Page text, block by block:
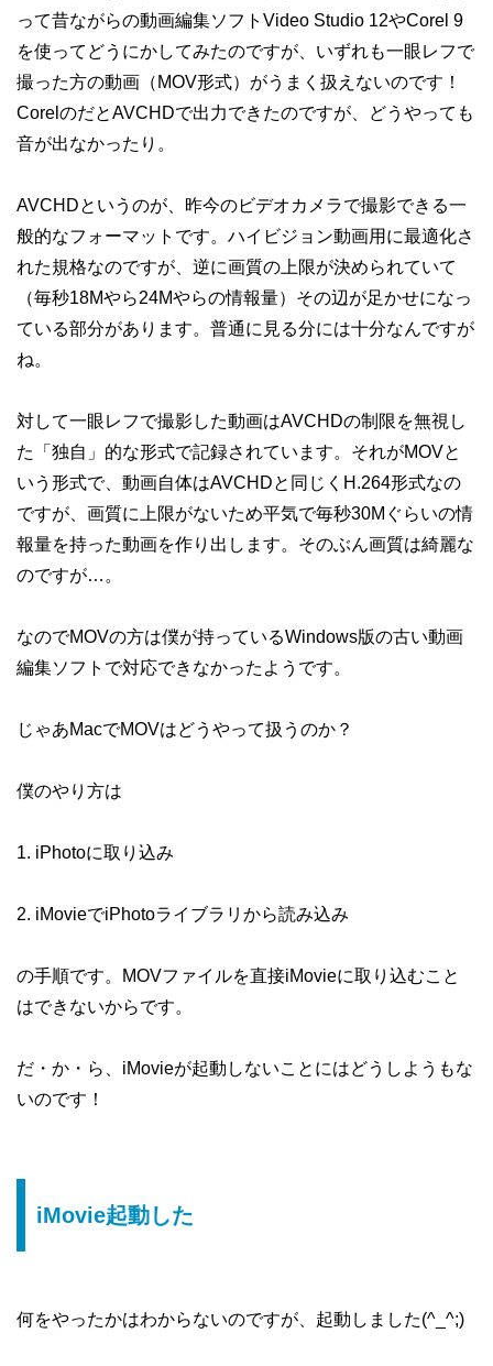
って昔ながらの動画編集ソフトVideo Studio 12やCorel 9
を使ってどうにかしてみたのですが、いずれも一眼レフで
撮った方の動画（MOV形式）がうまく扱えないのです！
CorelのだとAVCHDで出力できたのですが、どうやっても
音が出なかったり。
AVCHDというのが、昨今のビデオカメラで撮影できる一
般的なフォーマットです。ハイビジョン動画用に最適化さ
れた規格なのですが、逆に画質の上限が決められていて
（毎秒18Mやら24Mやらの情報量）その辺が足かせになっ
ている部分があります。普通に見る分には十分なんですが
ね。
対して一眼レフで撮影した動画はAVCHDの制限を無視し
た「独自」的な形式で記録されています。それがMOVと
いう形式で、動画自体はAVCHDと同じくH.264形式なの
ですが、画質に上限がないため平気で毎秒30Mぐらいの情
報量を持った動画を作り出します。そのぶん画質は綺麗な
のですが…。
なのでMOVの方は僕が持っているWindows版の古い動画
編集ソフトで対応できなかったようです。
じゃあMacでMOVはどうやって扱うのか？
僕のやり方は
1. iPhotoに取り込み
2. iMovieでiPhotoライブラリから読み込み
の手順です。MOVファイルを直接iMovieに取り込むこと
はできないからです。
だ・か・ら、iMovieが起動しないことにはどうしようもな
いのです！
iMovie起動した
何をやったかはわからないのですが、起動しました(^_^;)